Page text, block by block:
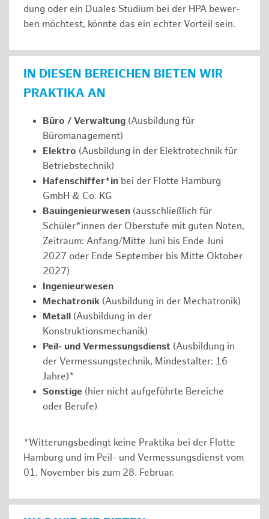
dung oder ein Duales Studium bei der HPA be­wer­
ben möch­test, könnte das ein ech­ter Vor­teil sein.
IN DIESEN BEREICHEN BIETEN WIR
PRAKTIKA AN
Büro / Verwaltung (Ausbildung für
Büromanagement)
Elektro (Ausbildung in der Elektrotechnik für
Betriebstechnik)
Hafenschiffer*in bei der Flotte Hamburg
GmbH & Co. KG
Bauingenieurwesen (ausschließlich für
Schüler*innen der Oberstufe mit guten Noten,
Zeitraum: Anfang/Mitte Juni bis Ende Juni
2027 oder Ende September bis Mitte Oktober
2027)
Ingenieurwesen
Mechatronik (Ausbildung in der Mechatronik)
Metall (Ausbildung in der
Konstruktionsmechanik)
Peil- und Vermessungsdienst (Ausbildung in
der Vermessungstechnik, Mindestalter: 16
Jahre)*
Sonstige (hier nicht aufgeführte Bereiche
oder Berufe)
*Witterungsbedingt keine Praktika bei der Flotte
Hamburg und im Peil- und Vermessungsdienst vom
01. November bis zum 28. Februar.